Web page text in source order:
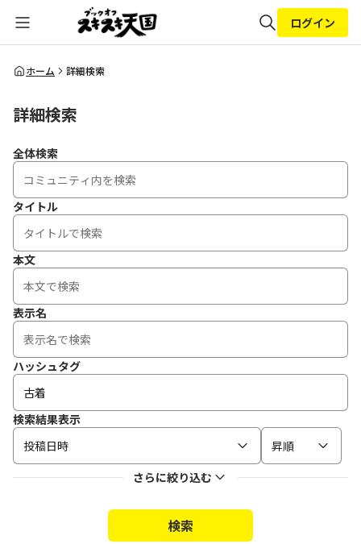
全体検索
ログイン
ホーム 詳細検索
詳細検索
全体検索
タイトル
本文
表示名
ハッシュタグ
検索結果表示
投稿日時
昇順
さらに絞り込む
検索